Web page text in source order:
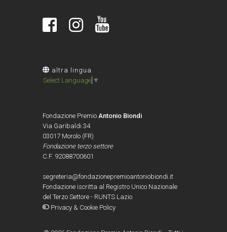
altra lingua
Select Language ▼
Fondazione Premio Antonio Biondi
Via Garibaldi 34
03017 Morolo (FR)
Fondazione terzo settore
C.F. 92088700601
segreteria@fondazionepremioantoniobiondi.it
Fondazione iscritta al Registro Unico Nazionale
del Terzo Settore - RUNTS Lazio
Privacy & Cookie Policy